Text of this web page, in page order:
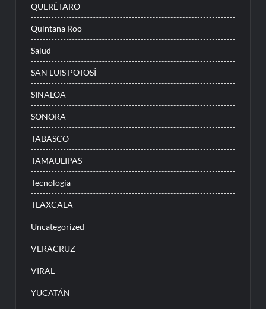
QUERÉTARO
Quintana Roo
Salud
SAN LUIS POTOSÍ
SINALOA
SONORA
TABASCO
TAMAULIPAS
Tecnología
TLAXCALA
Uncategorized
VERACRUZ
VIRAL
YUCATÁN